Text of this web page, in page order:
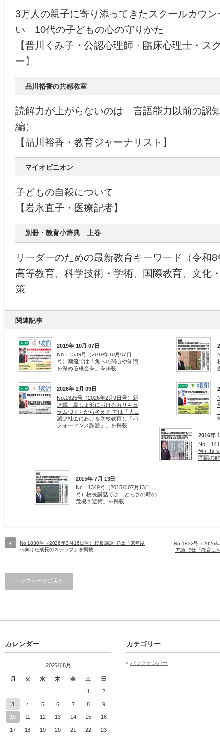
3万人の親子に寄り添ってきたスクールカウ
い 10代の子どもの心の守りかた
【普川くみ子・公認心理師・臨床心理士・ス
ー】
品川裕香の共感教室
読解力が上がらないのは 言語能力以前の認
編）
【品川裕香・教育ジャーナリスト】
マイオピニオン
子どもの自殺について
【岩永直子・医療記者】
別冊・教育小辞典 上巻
リーダーのための最新教育キーワード（令和8
高等教育、科学技術・学術、国際教育、文化
策
関連記事
2019年 10月 07日
No．1539号（2019年10月07日
号）潮流では「魚への関心や知識
を深める機会を」を掲載
2026年 2月 09日
No.1825号（2026年2月9日号）新
連載 島しょ部におけるカリキュ
ラムづくりから考える では「人口
減少社会における学校教育と「パ
フォーマンス課題」」を掲載
2016年
No．
号）校
問題の
2015年 7月 13日
No．1349号（2015年07月13日
号）校長講話では「とっさの時の
危機回避術」を掲載
No.1830号（2026年3月16日号）校長講話 では「来年度
へ向けた成長のステップ」を掲載
No.1832号（2026
ア論 では「教育に
トップページに戻る
カレンダー
2026年8月
月 火 水 木 金 土 日
1 2
3 4 5 6 7 8 9
10 11 12 13 14 15 16
17 18 19 20 21 22 23
カテゴリー
バックナンバー